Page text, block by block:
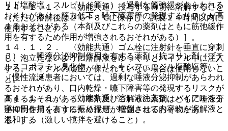
１４．１．１． 〈効能共通〉投与する直前に溶解すること
（ただし溶解後は２℃〜８℃に保存し、調製２４時間以内に
使用すること）。
１４．１．２． 〈効能共通〉ゴム栓に注射針を垂直に穿刺
し、泡立たないように溶解液をゆっくりとバイアル中に注入
する。バイアルの陰圧が保たれていない場合は使用しないこ
と。
１４．１．３． 〈効能共通〉溶解液注入後、バイアルを丁
寧に円を描くように振り混ぜ、転倒させて内容物を溶解液と
混和する（激しい撹拌を避けること）。
リド塩酸塩、スルピリド等））［過剰な筋弛緩があらわれる
おそれがあり、筋力低下・嚥下障害等の発現するリスクが高
まるおそれがある（本剤及びこれらの薬剤はともに筋弛緩作
用を有するため作用が増強されるおそれがある）］。
３）． 唾液分泌抑制作用を有する薬剤（抗コリン剤（ブチ
ルスコポラミン臭化物、トリヘキシフェニジル塩酸塩等））
［慢性流涎患者においては、過剰な唾液分泌抑制があらわれ
るおそれがあり、口内乾燥・嚥下障害等の発現するリスクが
高まるおそれがある（本剤及びこれらの薬剤はともに唾液分
泌抑制作用を有するため作用が増強されるおそれがあ
る）］。